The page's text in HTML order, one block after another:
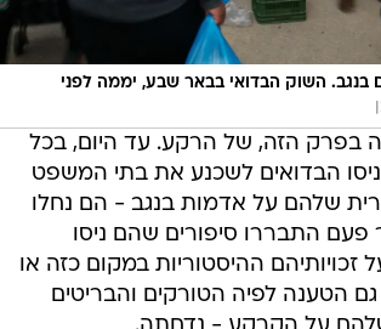
בנגב. השוק הבדואי בבאר שבע, יממה לפני
בפרק הזה, של הרקע. עד היום, בכל
הבדואים לשכנע את בתי המשפט
שלהם על אדמות בנגב - הם נחלו
התבררו סיפורים שהם ניסו
זכויותיהם ההיסטוריות במקום כזה או
הטענה לפיה הטורקים והבריטים